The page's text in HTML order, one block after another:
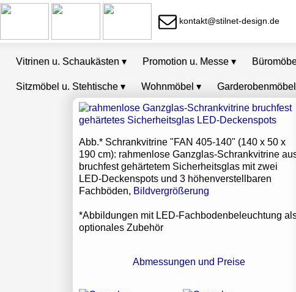
kontakt@stilnet-design.de
Abb.* Schrankvitrine "FAN 405-140" (140 x 50 x
190 cm): rahmenlose Ganzglas-Schrankvitrine
bruchfest gehärtetem Sicherheitsglas mit zwei
LED-Deckenspots und 3 höhenverstellbaren
Fachböden, Bildvergrößerung
*Abbildungen mit LED-Fachbodenbeleuchtung
optionales Zubehör
Abmessungen und Preise
Vitrinen u. Schaukästen ▾ Promotion u. Messe ▾
Sitzmöbel u. Stehtische ▾ Wohnmöbel ▾ Garderobenmöbel